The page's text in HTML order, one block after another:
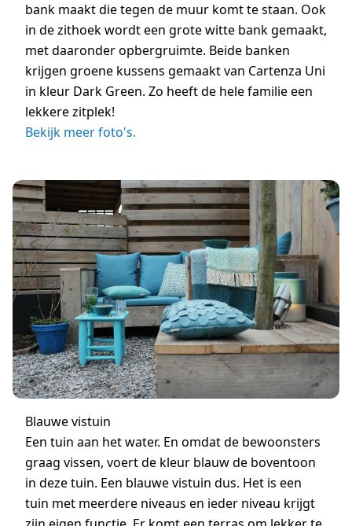
bank maakt die tegen de muur komt te staan. Ook
in de zithoek wordt een grote witte bank gemaakt,
met daaronder opbergruimte. Beide banken
krijgen groene kussens gemaakt van Cartenza Uni
in kleur Dark Green. Zo heeft de hele familie een
lekkere zitplek!
Bekijk meer foto's.
Blauwe vistuin
Een tuin aan het water. En omdat de bewoonsters
graag vissen, voert de kleur blauw de boventoon
in deze tuin. Een blauwe vistuin dus. Het is een
tuin met meerdere niveaus en ieder niveau krijgt